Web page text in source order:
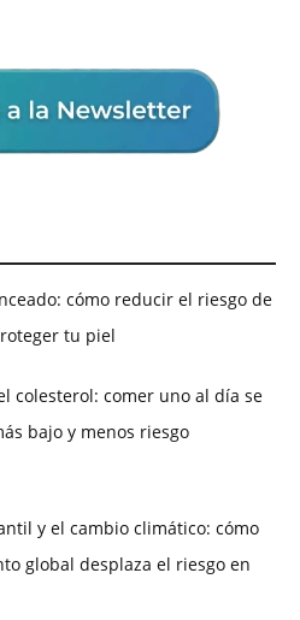
cómo reducir el riesgo de
tu piel
colesterol: comer uno al día se
bajo y menos riesgo
y el cambio climático: cómo
global desplaza el riesgo en